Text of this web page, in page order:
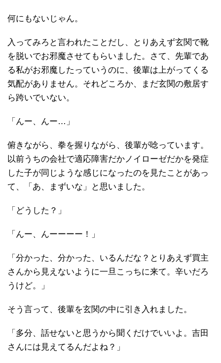
何にもないじゃん。
入ってみろと言われたことだし、とりあえず玄関で靴
を脱いでお邪魔させてもらいました。さて、先輩であ
る私がお邪魔したっていうのに、後輩は上がってくる
気配がありません。それどころか、まだ玄関の敷居す
ら跨いでいない。
「んー、んー…」
俯きながら、拳を握りながら、後輩が唸っています。
以前うちの会社で適応障害だかノイローゼだかを発症
した子が同じような感じになったのを見たことがあっ
て、「あ、まずいな」と思いました。
「どうした？」
「んー、んーーーー！」
「分かった、分かった、いるんだな？とりあえず買主
さんから見えないように一旦こっちに来て。辛いだろ
うけど。」
そう言って、後輩を玄関の中に引き入れました。
「多分、話せないと思うから聞くだけでいいよ。吉田
さんには見えてるんだよね？」